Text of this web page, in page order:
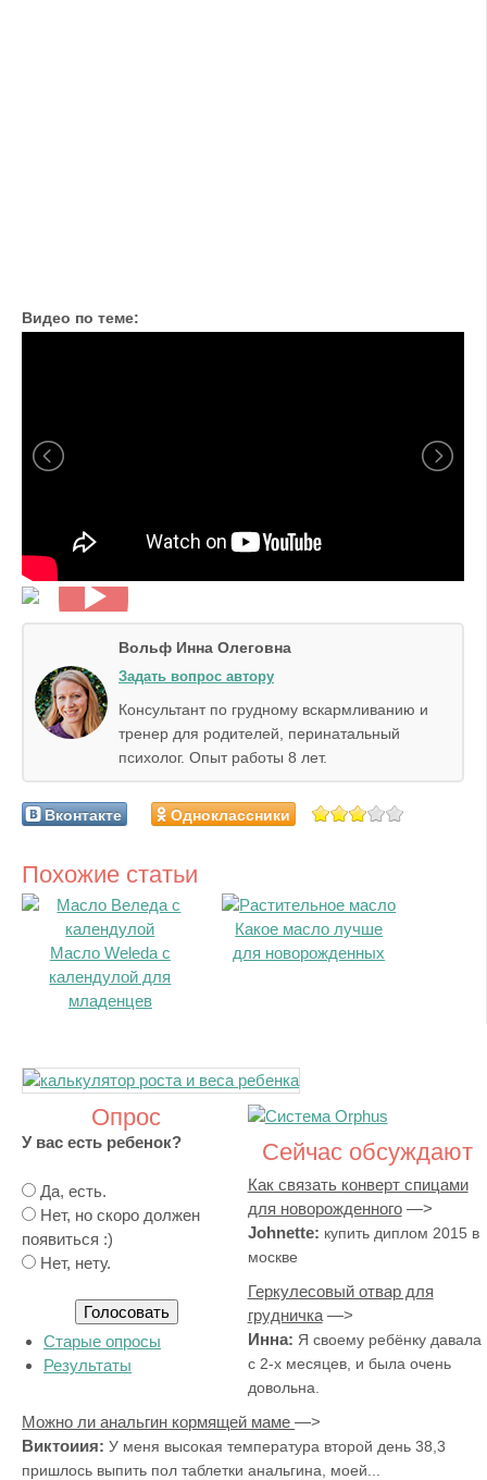
Видео по теме:
Вольф Инна Олеговна
Задать вопрос автору
Консультант по грудному вскармливанию и
тренер для родителей, перинатальный
психолог. Опыт работы 8 лет.
Вконтакте Одноклассники
Похожие статьи
Масло Weleda с
календулой для
младенцев
Какое масло лучше
для новорожденных
Опрос
У вас есть ребенок?
В
а
р
и
Да, есть.
Нет, но скоро должен
появиться :)
Нет, нету.
Старые опросы
Результаты
Сейчас обсуждают
Как связать конверт спицами
для новорожденного
Johnette: купить диплом 2015 в
москве
Геркулесовый отвар для
грудничка
Инна: Я своему ребёнку давала
с 2-х месяцев, и была очень
довольна.
Можно ли анальгин кормящей маме
Виктоиия: У меня высокая температура второй день 38,3
пришлось выпить пол таблетки анальгина, моей...